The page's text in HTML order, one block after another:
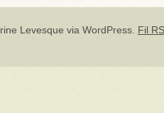
Levesque via WordPress Fil